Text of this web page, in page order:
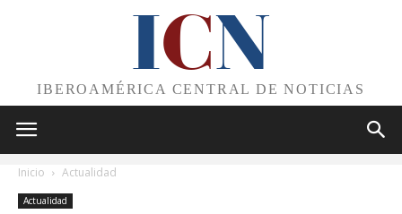
ICN
IBEROAMÉRICA CENTRAL DE NOTICIAS
Inicio Actualidad
Actualidad